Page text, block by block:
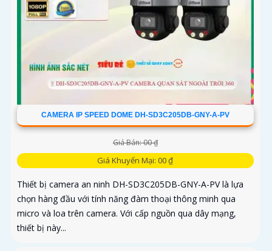
CAMERA IP SPEED DOME DH-SD3C205DB-GNY-A-PV
Giá Bán: 00 ₫
Giá Khuyến Mại: 00 ₫
Thiết bị camera an ninh DH-SD3C205DB-GNY-A-PV là lựa
chọn hàng đầu với tính năng đàm thoại thông minh qua
micro và loa trên camera. Với cấp nguồn qua dây mạng,
thiết bị này...